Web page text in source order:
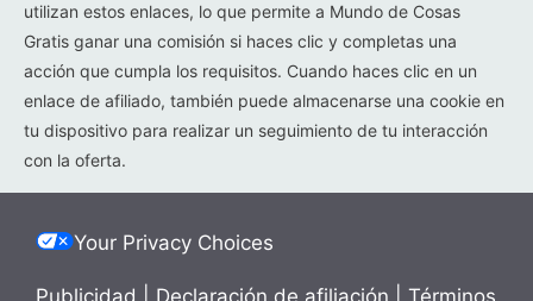
utilizan estos enlaces, lo que permite a Mundo de Cosas
Gratis ganar una comisión si haces clic y completas una
acción que cumpla los requisitos. Cuando haces clic en un
enlace de afiliado, también puede almacenarse una cookie en
tu dispositivo para realizar un seguimiento de tu interacción
con la oferta.
Your Privacy Choices